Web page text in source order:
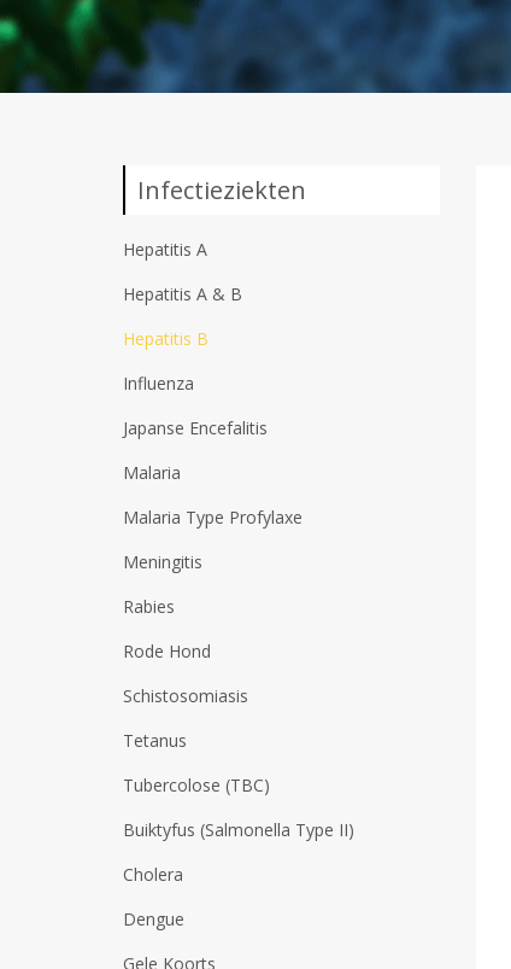
Infectieziekten
Hepatitis A
Hepatitis A & B
Hepatitis B
Influenza
Japanse Encefalitis
Malaria
Malaria Type Profylaxe
Meningitis
Rabies
Rode Hond
Schistosomiasis
Tetanus
Tubercolose (TBC)
Buiktyfus (Salmonella Type II)
Cholera
Dengue
Gele Koorts